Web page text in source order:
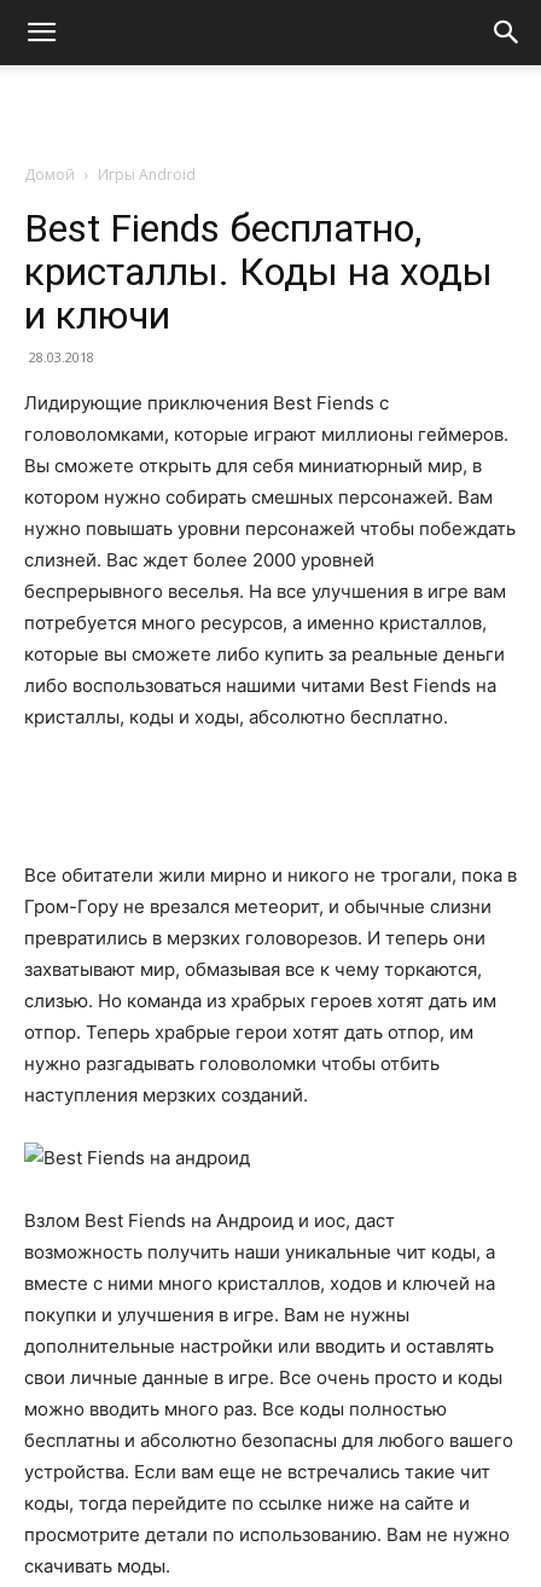
Домой Игры Android
Best Fiends бесплатно,
кристаллы. Коды на ходы
и ключи
28.03.2018
Лидирующие приключения Best Fiends с
головоломками, которые играют миллионы геймеров.
Вы сможете открыть для себя миниатюрный мир, в
котором нужно собирать смешных персонажей. Вам
нужно повышать уровни персонажей чтобы побеждать
слизней. Вас ждет более 2000 уровней
беспрерывного веселья. На все улучшения в игре вам
потребуется много ресурсов, а именно кристаллов,
которые вы сможете либо купить за реальные деньги
либо воспользоваться нашими читами Best Fiends на
кристаллы, коды и ходы, абсолютно бесплатно.
Все обитатели жили мирно и никого не трогали, пока в
Гром-Гору не врезался метеорит, и обычные слизни
превратились в мерзких головорезов. И теперь они
захватывают мир, обмазывая все к чему торкаются,
слизью. Но команда из храбрых героев хотят дать им
отпор. Теперь храбрые герои хотят дать отпор, им
нужно разгадывать головоломки чтобы отбить
наступления мерзких созданий.
Взлом Best Fiends на Андроид и иос, даст
возможность получить наши уникальные чит коды, а
вместе с ними много кристаллов, ходов и ключей на
покупки и улучшения в игре. Вам не нужны
дополнительные настройки или вводить и оставлять
свои личные данные в игре. Все очень просто и коды
можно вводить много раз. Все коды полностью
бесплатны и абсолютно безопасны для любого вашего
устройства. Если вам еще не встречались такие чит
коды, тогда перейдите по ссылке ниже на сайте и
просмотрите детали по использованию. Вам не нужно
скачивать моды.